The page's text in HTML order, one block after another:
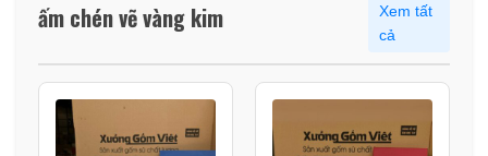
ấm chén vẽ vàng kim
Xem tất
cả